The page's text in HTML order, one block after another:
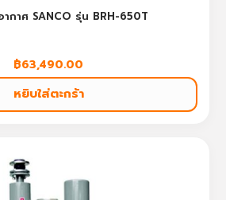
ากาศ SANCO รุ่น BRH-650T
฿63,490.00
หยิบใส่ตะกร้า